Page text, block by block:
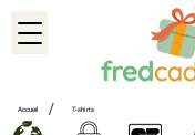
Accueil / T-shirts